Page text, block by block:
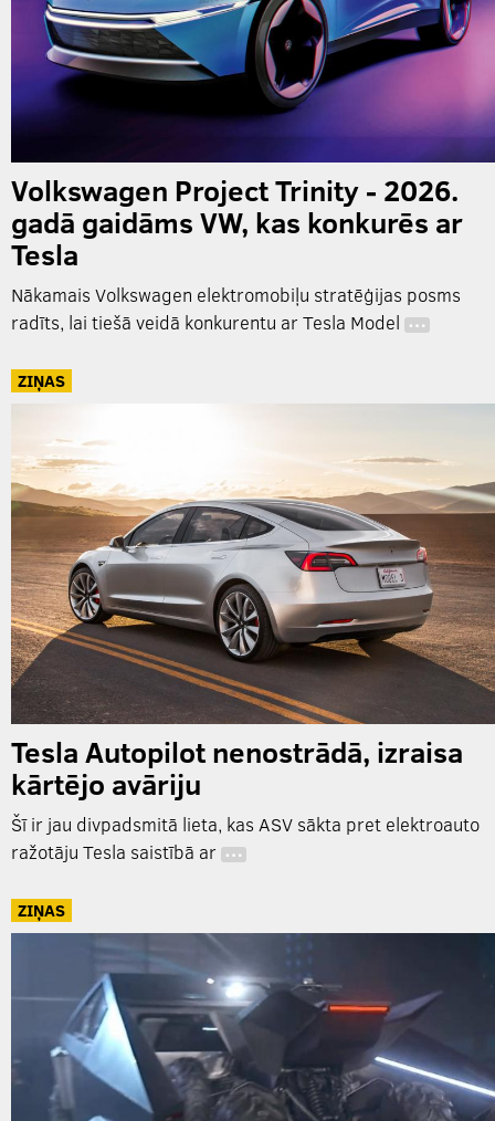
Volkswagen Project Trinity - 2026.
gadā gaidāms VW, kas konkurēs ar
Tesla
Nākamais Volkswagen elektromobiļu stratēģijas posms
radīts, lai tiešā veidā konkurentu ar Tesla Model …
ZIŅAS
Tesla Autopilot nenostrādā, izraisa
kārtējo avāriju
Šī ir jau divpadsmitā lieta, kas ASV sākta pret elektroauto
ražotāju Tesla saistībā ar …
ZIŅAS